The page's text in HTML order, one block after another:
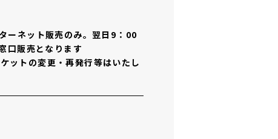
ーネット販売のみ。翌日9：00
口販売となります
ットの変更・再発行等はいたし